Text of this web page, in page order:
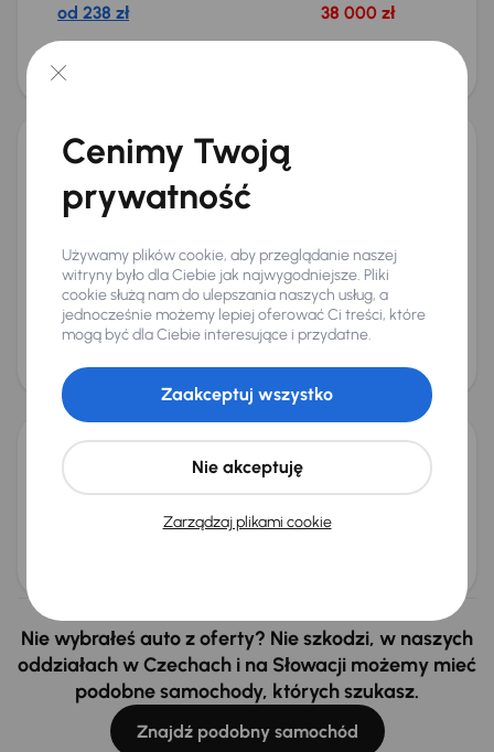
od 238 zł 38 000 zł
40 000 zł
Świeżo skupione
Nissan Micra
201472 639 kmBenzyna 1.2 12V59 kW
Auta krajowe
+2 kolejnych
Miesięczna rata
od 149 zł
Cena promocyjna
24 000 zł
Najniższa cena z 30 dni przed
obniżką
24 000 zł
Cena po obniżce
Świeżo skupione
Nissan Micra
203 709 kmBenzyna1.2 16V48 kW
Nie wybrałeś auto z oferty? Nie szkodzi, w naszych
oddziałach w Czechach i na Słowacji możemy mieć
podobne samochody, których szukasz.
Znajdź podobny samochód
Cenimy Twoją
prywatność
Używamy plików cookie, aby przeglądanie naszej
witryny było dla Ciebie jak najwygodniejsze. Pliki
cookie służą nam do ulepszania naszych usług, a
jednocześnie możemy lepiej oferować Ci treści, które
mogą być dla Ciebie interesujące i przydatne.
Zarządzaj plikami cookie
Nie akceptuję
Zaakceptuj wszystko